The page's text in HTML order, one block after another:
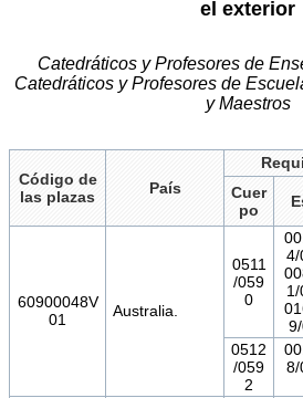
el exterior
Catedráticos y Profesores de
Catedráticos y Profesores de
y Maestros
Código de
las plazas
País
Cuer
po
60900048V
01
Australia.
0511
/059
0
4/
0512
/059
2
8/